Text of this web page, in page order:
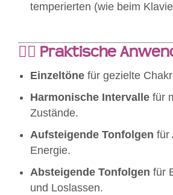
temperierten (wie beim
🧘‍♀️ Praktische
Einzeltöne für gezielte
Harmonische Intervalle für
Zustände.
Aufsteigende Tonfolgen für
Energie.
Absteigende Tonfolgen für
und Loslassen.